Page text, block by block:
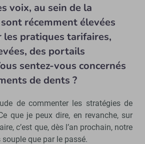
voix, au sein de la
récemment élevées
les pratiques tarifaires,
des portails
sentez-vous concernés
de dents ?
de commenter les stratégies de
que je peux dire, en revanche, sur
c’est que, dès l’an prochain, notre
que par le passé.